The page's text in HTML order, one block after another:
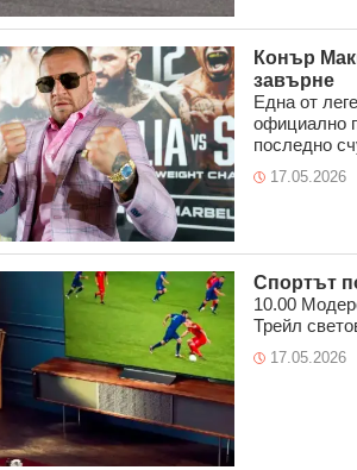
Конър
завърне
Една от
официално
последно
17.05.2026
Спортът
10.00
Трейл
17.05.2026